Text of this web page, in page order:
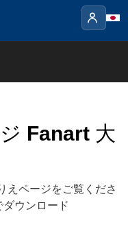
Fanart 大
えページをご覧くださ
ウンロード